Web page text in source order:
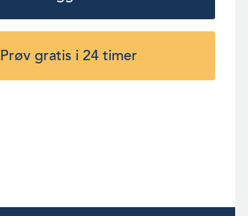
Prøv gratis i 24 timer